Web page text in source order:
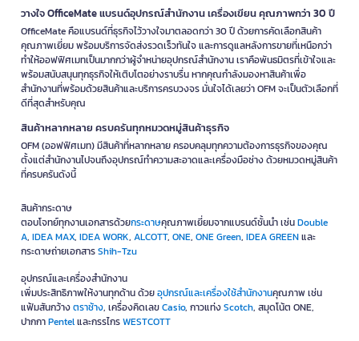
สำหรับร้านค้าและธุรกิจบริการ
อาจต้องใช้อุปกรณ์เครือข่าย คอมพิวเตอร์ อุปกรณ์จัดเก็บข้อมูล เครื่อง
สแกน และอุปกรณ์เสริมสำหรับระบบขาย ควรตรวจสอบว่ารองรับซอฟต์แวร์
POS และอุปกรณ์ที่มีอยู่เดิม
สำหรับองค์กรและทีมขนาดใหญ่
ควรกำหนดสเปกมาตรฐานตามตำแหน่งงาน เพื่อให้การจัดซื้อ การติดตั้ง
และการดูแลระบบทำได้ง่ายขึ้น พร้อมพิจารณาการรับประกัน ความปลอดภัย
ของข้อมูล และการบริหารไลเซนส์ซอฟต์แวร์
วิธีเลือกอุปกรณ์ไอทีและแก็ดเจ็ตให้เหมาะกับงาน
เริ่มจากวัตถุประสงค์การใช้งาน:
ประชุมออนไลน์ ตัดต่อวิดีโอ เล่นเกม หรือเชื่อมต่อระบบเครือข่าย เพื่อ
เลือกสเปกได้เหมาะสม
ตรวจสอบความเข้ากันได้:
เลือกสเปกตามโปรแกรม:
แนะนำของซอฟต์แวร์ โดยเฉพาะงานกราฟิก ออกแบบ และประมวลผล
ข้อมูล
พิจารณาความสะดวกในการอัปเกรด:
วางใจ OfficeMate แบรนด์อุปกรณ์สำนักงาน เครื่องเขียน คุณภาพกว่า 30 ปี
OfficeMate คือแบรนด์ที่ธุรกิจไว้วางใจมาตลอดกว่า 30 ปี ด้วยการคัดเลือกสินค้า
คุณภาพเยี่ยม พร้อมบริการจัดส่งรวดเร็วทันใจ และการดูแลหลังการขายที่เหนือกว่า
ทำให้ออฟฟิศเมทเป็นมากกว่าผู้จำหน่ายอุปกรณ์สำนักงาน เราคือพันธมิตรที่เข้าใจและ
พร้อมสนับสนุนทุกธุรกิจให้เติบโตอย่างราบรื่น หากคุณกำลังมองหาสินค้าเพื่อ
สำนักงานที่พร้อมด้วยสินค้าและบริการครบวงจร มั่นใจได้เลยว่า OFM จะเป็นตัวเลือกที่
ดีที่สุดสำหรับคุณ
สินค้าหลากหลาย ครบครันทุกหมวดหมู่สินค้าธุรกิจ
OFM (ออฟฟิศเมท) มีสินค้าที่หลากหลาย ครอบคลุมทุกความต้องการธุรกิจของคุณ
ตั้งแต่สำนักงานไปจนถึงอุปกรณ์ทำความสะอาดและเครื่องมือช่าง ด้วยหมวดหมู่สินค้า
ที่ครบครันดังนี้
สินค้ากระดาษ
ตอบโจทย์ทุกงานเอกสารด้วยกระดาษคุณภาพเยี่ยมจากแบรนด์ชั้นนำ เช่นDouble
A, IDEA MAX, IDEA WORK, ALCOTT, ONE, ONE Green, IDEA GREENและ
กระดาษถ่ายเอกสารShih-Tzu
อุปกรณ์และเครื่องสำนักงาน
เพิ่มประสิทธิภาพให้งานทุกด้าน ด้วยอุปกรณ์และเครื่องใช้สำนักงานคุณภาพ เช่น
แฟ้มสันกว้างตราช้าง, เครื่องคิดเลขCasio, กาวแท่งScotch, สมุดโน้ต ONE,
ปากกาPentelและกรรไกรWESTCOTT